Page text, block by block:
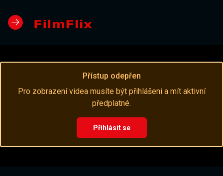
Přístup odepřen
Pro zobrazení videa musíte být přihlášeni a mít aktivní
předplatné.
Přihlásit se